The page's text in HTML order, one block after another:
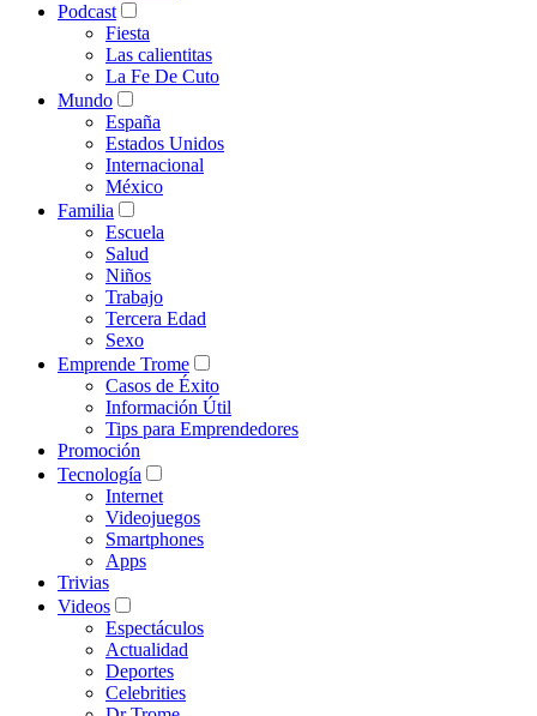
Podcast
Fiesta
Las calientitas
La Fe De Cuto
Mundo
España
Estados Unidos
Internacional
México
Familia
Escuela
Salud
Niños
Trabajo
Tercera Edad
Sexo
Emprende Trome
Casos de Éxito
Información Útil
Tips para Emprendedores
Promoción
Tecnología
Internet
Videojuegos
Smartphones
Apps
Trivias
Videos
Espectáculos
Actualidad
Deportes
Celebrities